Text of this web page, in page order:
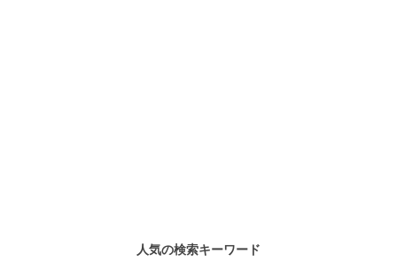
人気の検索キーワード